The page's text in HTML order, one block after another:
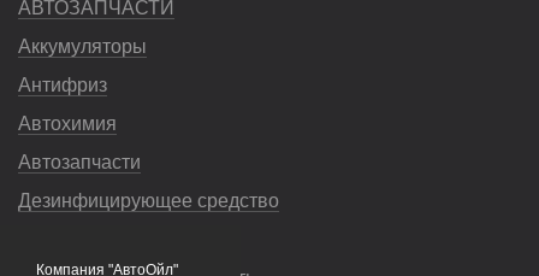
АВТОЗАПЧАСТИ
Аккумуляторы
Антифриз
Автохимия
Автозапчасти
Дезинфицирующее средство
Компания "АвтоОйл"